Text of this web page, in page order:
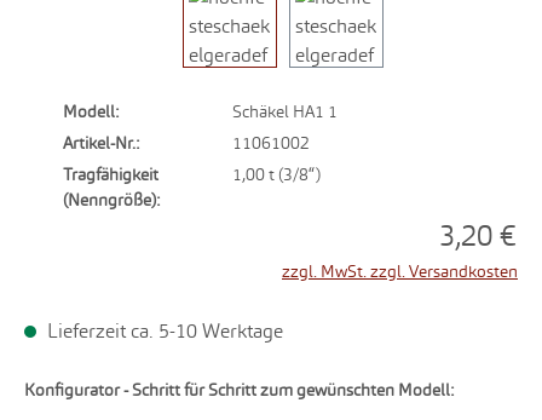
Modell:
Schäkel HA1 1
Artikel-Nr.:
11061002
Tragfähigkeit
(Nenngröße):
1,00 t (3/8“)
3,20 €
zzgl. MwSt. zzgl. Versandkosten
Lieferzeit ca. 5-10 Werktage
Konfigurator - Schritt für Schritt zum gewünschten Modell: